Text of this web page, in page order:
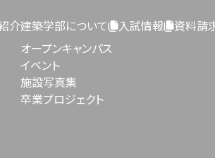
介建築学部について
オープンキャンパス
イベント
施設写真集
卒業プロジェクト
入試情報 資料請